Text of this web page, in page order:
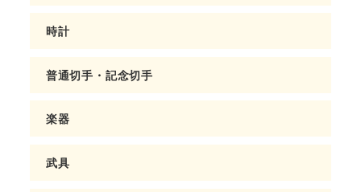
時計
普通切手・記念切手
楽器
武具